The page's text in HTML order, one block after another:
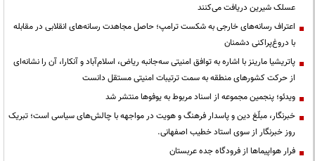
عسلک شیرین دریافت می‌کنند
اعتراف رسانه‌های خارجی به شکست ترامپ؛ حاصل مجاهدت رسانه‌های انقلابی در مقابله
با دروغ‌پراکنی دشمنان
پاتریشیا مارینز با اشاره به توافق امنیتی سه‌جانبه ریاض، اسلام‌آباد و آنکارا، آن را نشانه‌ای
از حرکت کشورهای منطقه به سمت ترتیبات امنیتی مستقل دانست
ویدئو؛ پنجمین مجموعه از اسناد مربوط به یوفوها منتشر شد
خبرنگار، مبلّغ دین و پاسدار فرهنگ و هویت در مواجهه با چالش‌های سیاسی است؛ تبریک
روز خبرنگار از سوی استاد خطیب اصفهانی.
فرار هواپیماها از فرودگاه جده عربستان